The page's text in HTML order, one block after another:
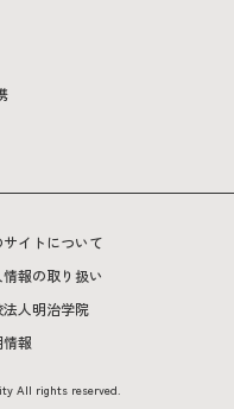
サイトについて
報の取り扱い
法人明治学院
報
All rights reserved.